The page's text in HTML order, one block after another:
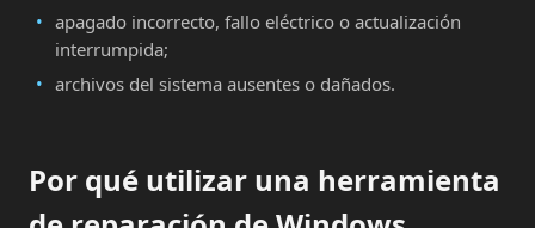
apagado incorrecto, fallo eléctrico o actualización
interrumpida;
archivos del sistema ausentes o dañados.
Por qué utilizar una herramienta